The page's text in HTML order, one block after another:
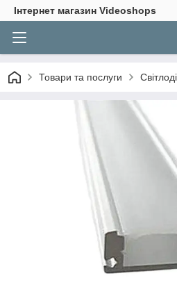
Інтернет магазин Videoshops
Товари та послуги